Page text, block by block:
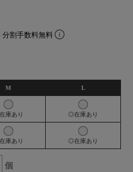
分割手数料無料
M L
庫あり
◎在庫あり
庫あり
◎在庫あり
個